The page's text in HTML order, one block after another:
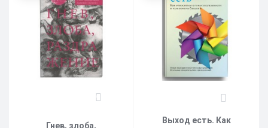
Гнев, злоба,
Выход есть. Как